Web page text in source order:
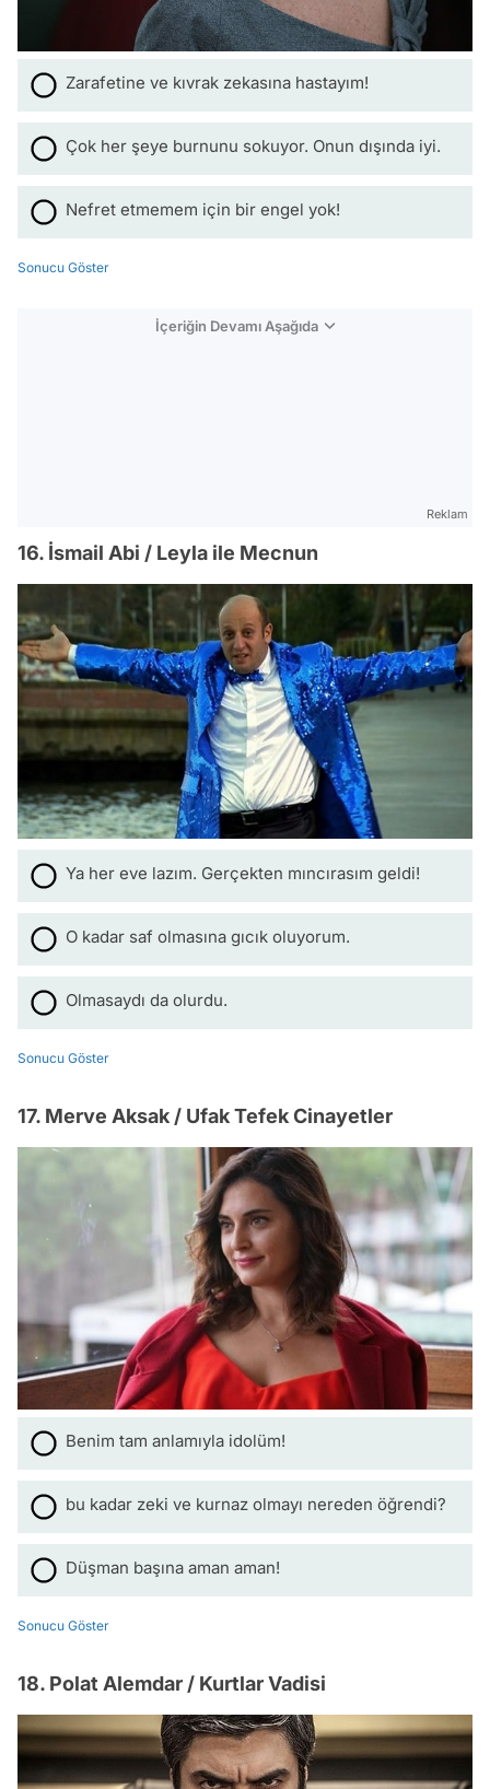
Zarafetine ve kıvrak zekasına hastayım!
Çok her şeye burnunu sokuyor. Onun dışında iyi.
Nefret etmemem için bir engel yok!
Sonucu Göster
İçeriğin Devamı Aşağıda
Reklam
16. İsmail Abi / Leyla ile Mecnun
Ya her eve lazım. Gerçekten mıncırasım geldi!
O kadar saf olmasına gıcık oluyorum.
Olmasaydı da olurdu.
Sonucu Göster
17. Merve Aksak / Ufak Tefek Cinayetler
Benim tam anlamıyla idolüm!
bu kadar zeki ve kurnaz olmayı nereden öğrendi?
Düşman başına aman aman!
Sonucu Göster
18. Polat Alemdar / Kurtlar Vadisi